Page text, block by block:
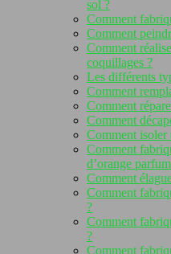
sol ?
Comment
Comment
Comment
coquillages ?
Les différents
Comment
Comment
Comment
Comment isoler
Comment
d’orange
Comment
Comment
?
Comment
?
Comment